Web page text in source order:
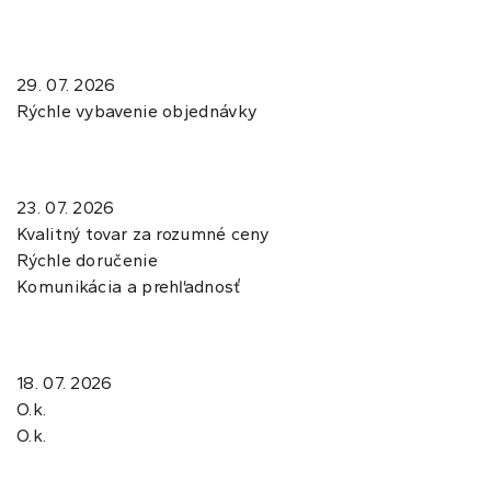
29. 07. 2026
Rýchle vybavenie objednávky
23. 07. 2026
Kvalitný tovar za rozumné ceny
Rýchle doručenie
Komunikácia a prehľadnosť
18. 07. 2026
O.k.
O.k.